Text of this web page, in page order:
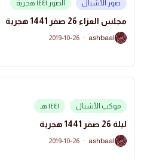
صور الأشبال الصور ١٤٤١ هجرية
مجلس العزاء 26 صفر 1441 هجرية
A
ashbaal
·
2019-10-26
موكب الأشبال ١٤٤١ هـ
ليلة 26 صفر 1441 هجرية
A
ashbaal
·
2019-10-26